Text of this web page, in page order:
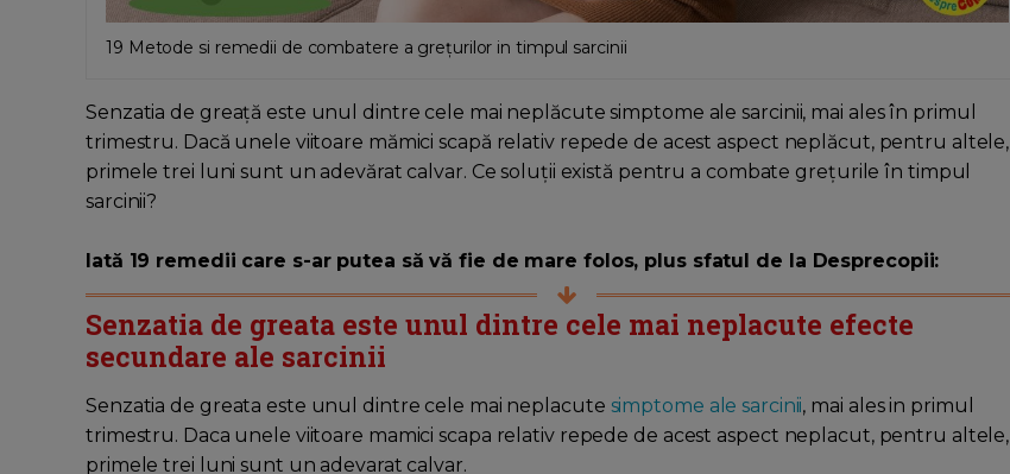
19 Metode si remedii de combatere a grețurilor in timpul sarcinii
Senzatia de greață este unul dintre cele mai neplăcute simptome ale sarcinii, mai ales în primul
trimestru. Dacă unele viitoare mămici scapă relativ repede de acest aspect neplăcut, pentru altele,
primele trei luni sunt un adevărat calvar. Ce soluții există pentru a combate grețurile în timpul
sarcinii?
Iată 19 remedii care s-ar putea să vă fie de mare folos, plus sfatul de la Desprecopii:
Senzatia de greata este unul dintre cele mai neplacute efecte
secundare ale sarcinii
Senzatia de greata este unul dintre cele mai neplacute simptome ale sarcinii, mai ales in primul
trimestru. Daca unele viitoare mamici scapa relativ repede de acest aspect neplacut, pentru altele,
primele trei luni sunt un adevarat calvar.